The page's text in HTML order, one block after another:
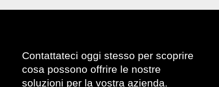
Contattateci oggi stesso per scoprire
cosa possono offrire le nostre
soluzioni per la vostra azienda.